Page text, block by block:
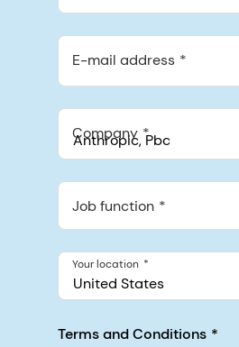
E-mail address
Company
548 Market St Pmb 90375, San
Job function
United States
Your location
Terms and Conditions